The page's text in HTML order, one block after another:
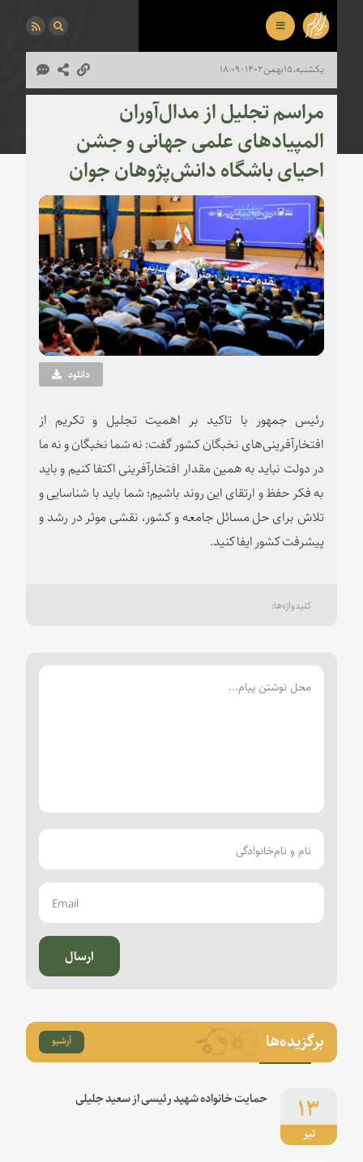
یکشنبه، ۱۵ بهمن ۱۴۰۲ - ۱۸:۰۹
مراسم تجلیل از مدال‌آوران
المپیادهای علمی جهانی و جشن
احیای باشگاه دانش‌پژوهان جوان
Play
Video دانلود
رئیس جمهور با تاکید بر اهمیت تجلیل و تکریم از
افتخارآفرینی‌های نخبگان کشور گفت: نه شما نخبگان و نه ما
در دولت نباید به همین مقدار افتخارآفرینی اکتفا کنیم و باید
به فکر حفظ و ارتقای این روند باشیم؛ شما باید با شناسایی و
تلاش برای حل مسائل جامعه و کشور،‌ نقشی موثر در رشد و
پیشرفت کشور ایفا کنید.
ارسال
برگزیده‌ها آرشیو
تیر
۱۳ حمایت خانواده شهید رئیسی از سعید جلیلی